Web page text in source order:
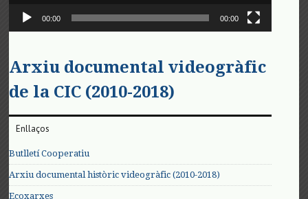
00:00 00:00
Arxiu documental videogràfic
de la CIC (2010-2018)
Enllaços
Butlletí Cooperatiu
Arxiu documental històric videogràfic (2010-2018)
Ecoxarxes